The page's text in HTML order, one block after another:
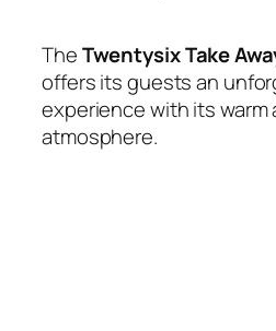
TheTwentysix Take
offers its guests an
experience with its warm
atmosphere.